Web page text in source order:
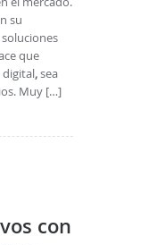
su
que
digital,sea
Muy […]
con